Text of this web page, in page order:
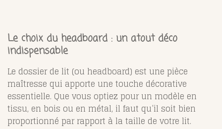
Le choix du headboard : un atout déco
indispensable
Le dossier de lit (ou headboard) est une pièce
maîtresse qui apporte une touche décorative
essentielle. Que vous optiez pour un modèle en
tissu, en bois ou en métal, il faut qu’il soit bien
proportionné par rapport à la taille de votre lit.